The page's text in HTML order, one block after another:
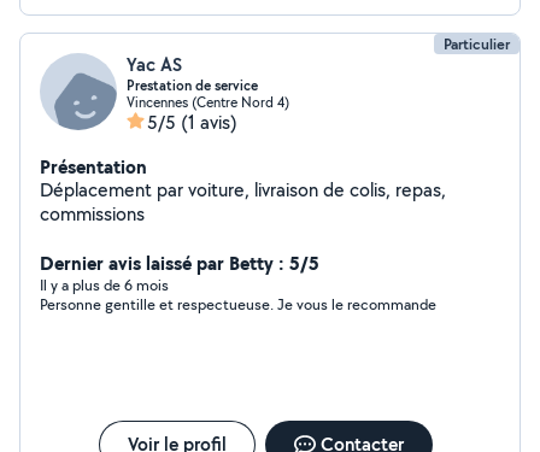
Particulier
Yac AS
Prestation de service
Vincennes (Centre Nord 4)
5/5 (1 avis)
Présentation
Déplacement par voiture, livraison de colis, repas,
commissions
Dernier avis laissé par Betty : 5/5
Il y a plus de 6 mois
Personne gentille et respectueuse. Je vous le recommande
Voir le profil Contacter